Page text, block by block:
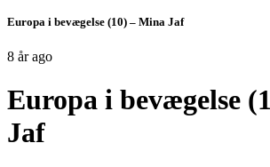
Europa i bevægelse (10) – Mina Jaf
8 år ago
Europa i bevægelse
Jaf